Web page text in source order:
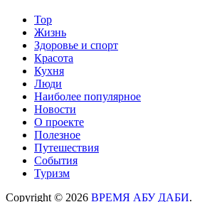
Top
Жизнь
Здоровье и спорт
Красота
Кухня
Люди
Наиболее популярное
Новости
О проекте
Полезное
Путешествия
События
Туризм
Copyright © 2026 ВРЕМЯ АБУ ДАБИ.